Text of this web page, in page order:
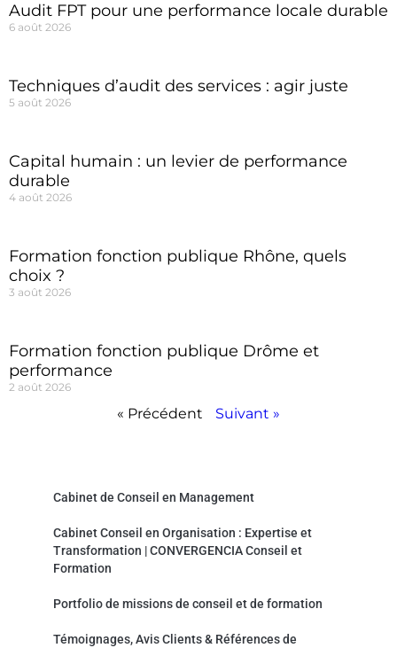
Audit FPT pour une performance locale durable
6 août 2026
Techniques d’audit des services : agir juste
5 août 2026
Capital humain : un levier de performance
durable
4 août 2026
Formation fonction publique Rhône, quels
choix ?
3 août 2026
Formation fonction publique Drôme et
performance
2 août 2026
« Précédent Suivant »
Cabinet de Conseil en Management
Cabinet Conseil en Organisation : Expertise et
Transformation | CONVERGENCIA Conseil et
Formation
Portfolio de missions de conseil et de formation
Témoignages, Avis Clients & Références de